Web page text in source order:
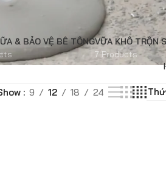
& BẢO VỆ BÊ TÔNGVỮA KHÔ TRỘN
7 Products
9 12 18 24